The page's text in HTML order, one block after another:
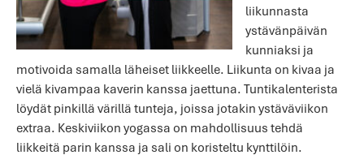
liikunnasta
ystävänpäivän
kunniaksi ja
motivoida samalla läheiset liikkeelle. Liikunta on kivaa ja
vielä kivampaa kaverin kanssa jaettuna. Tuntikalenterista
löydät pinkillä värillä tunteja, joissa jotakin ystäväviikon
extraa. Keskiviikon yogassa on mahdollisuus tehdä
liikkeitä parin kanssa ja sali on koristeltu kynttilöin.